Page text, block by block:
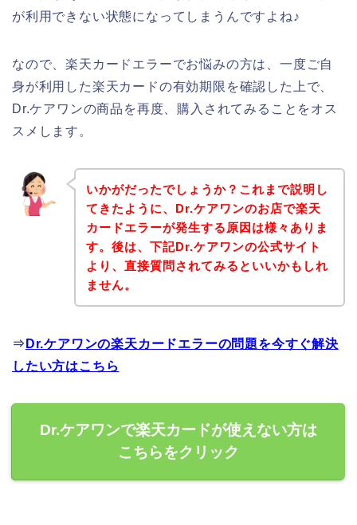
が利用できない状態になってしまうんですよね♪
なので、楽天カードエラーでお悩みの方は、一度ご自
身が利用した楽天カードの有効期限を確認した上で、
Dr.ケアワンの商品を再度、購入されてみることをオス
スメします。
いかがだったでしょうか？これまで説明し
てきたように、Dr.ケアワンのお店で楽天
カードエラーが発生する原因は様々ありま
す。後は、下記Dr.ケアワンの公式サイト
より、直接質問されてみるといいかもしれ
ません。
⇒ Dr.ケアワンの楽天カードエラーの問題を今すぐ解決
したい方はこちら
Dr.ケアワンで楽天カードが使えない方は
こちらをクリック